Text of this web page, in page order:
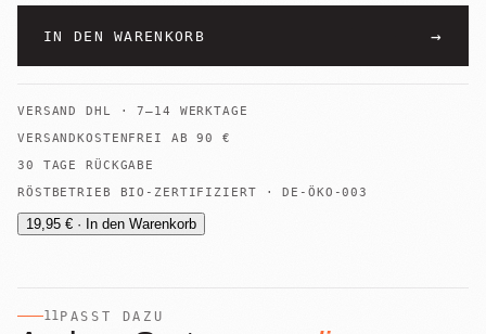
IN DEN WARENKORB →
VERSANDDHL ·7–14 WERKTAGE
VERSANDKOSTENFREI AB90
€
30 TAGE RÜCKGABE
RÖSTBETRIEB BIO-ZERTIFIZIERT · DE-ÖKO-003
19,95 € · In den Warenkorb
11PASST DAZU